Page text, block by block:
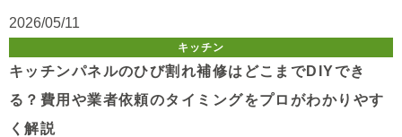
2026/05/11
キッチン
キッチンパネルのひび割れ補修はどこまでDIYでき
る？費用や業者依頼のタイミングをプロがわかりやす
く解説